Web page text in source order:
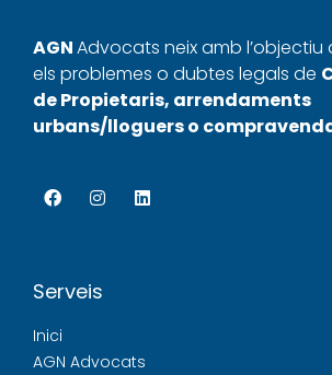
AGNAdvocats neix amb
els problemes o dubtes legals de
de Propietaris, arrendaments
urbans/lloguers o
Serveis
Inici
AGN Advocats